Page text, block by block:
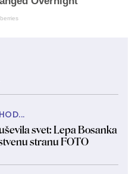
svet: Lepa Bosanka
stranu FOTO